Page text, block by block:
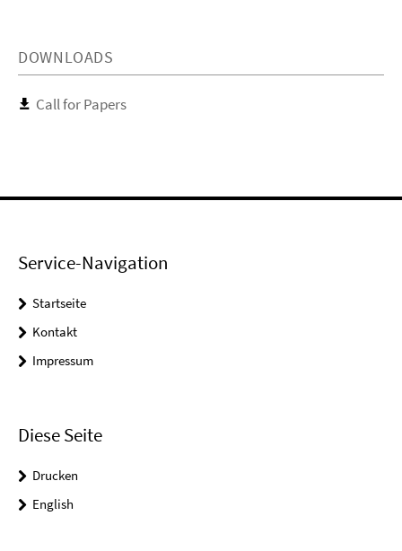
DOWNLOADS
Call for Papers
Service-Navigation
Startseite
Kontakt
Impressum
Diese Seite
Drucken
English